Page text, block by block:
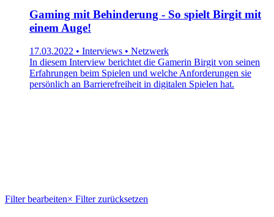
Gaming mit Behinderung - So spielt Birgit mit
einem Auge!
17.03.2022 • Interviews • Netzwerk
In diesem Interview berichtet die Gamerin Birgit von seinen
Erfahrungen beim Spielen und welche Anforderungen sie
persönlich an Barrierefreiheit in digitalen Spielen hat.
Filter bearbeiten× Filter zurücksetzen